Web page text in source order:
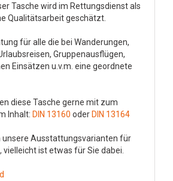
Tasche wird im Rettungsdienst als
Qualitätsarbeit geschätzt.
für alle die bei Wanderungen,
Gruppenausflügen,
Einsätzen u.v.m. eine geordnete
diese Tasche gerne mit zum
Inhalt: DIN 13160 oderDIN 13164
unsere Ausstattungsvarianten für
vielleicht ist etwas für Sie dabei.